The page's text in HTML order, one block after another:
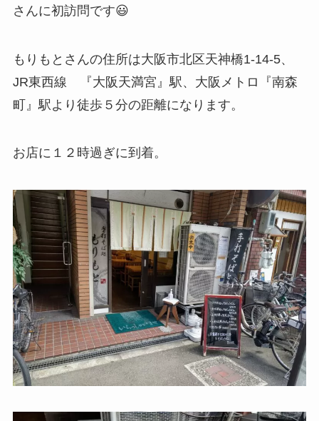
さんに初訪問です😃
もりもとさんの住所は大阪市北区天神橋1-14-5、
JR東西線 『大阪天満宮』駅、大阪メトロ『南森
町』駅より徒歩５分の距離になります。
お店に１２時過ぎに到着。